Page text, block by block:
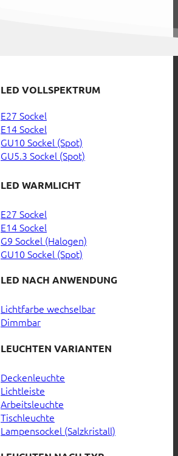
LED VOLLSPEKTRUM
E27 Sockel
E14 Sockel
GU10 Sockel (Spot)
GU5.3 Sockel (Spot)
LED WARMLICHT
E27 Sockel
E14 Sockel
G9 Sockel (Halogen)
GU10 Sockel (Spot)
LED NACH ANWENDUNG
Lichtfarbe wechselbar
Dimmbar
LEUCHTEN VARIANTEN
Deckenleuchte
Lichtleiste
Arbeitsleuchte
Tischleuchte
Lampensockel (Salzkristall)